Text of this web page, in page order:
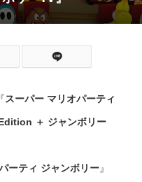
スーパー マリオパーティ
＋ ジャンボリー
ーティ ジャンボリー』